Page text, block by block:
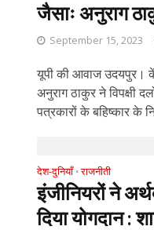
जैसाः अनुराग
September 15, 2023
यूपी की आवाज उदयपुर।
अनुराग ठाकुर ने विपक्षी
पत्रकारों के बहिष्कार के
देश-दुनियाँ • राजनीती
इंजीनियरों ने
दिया योगदान :